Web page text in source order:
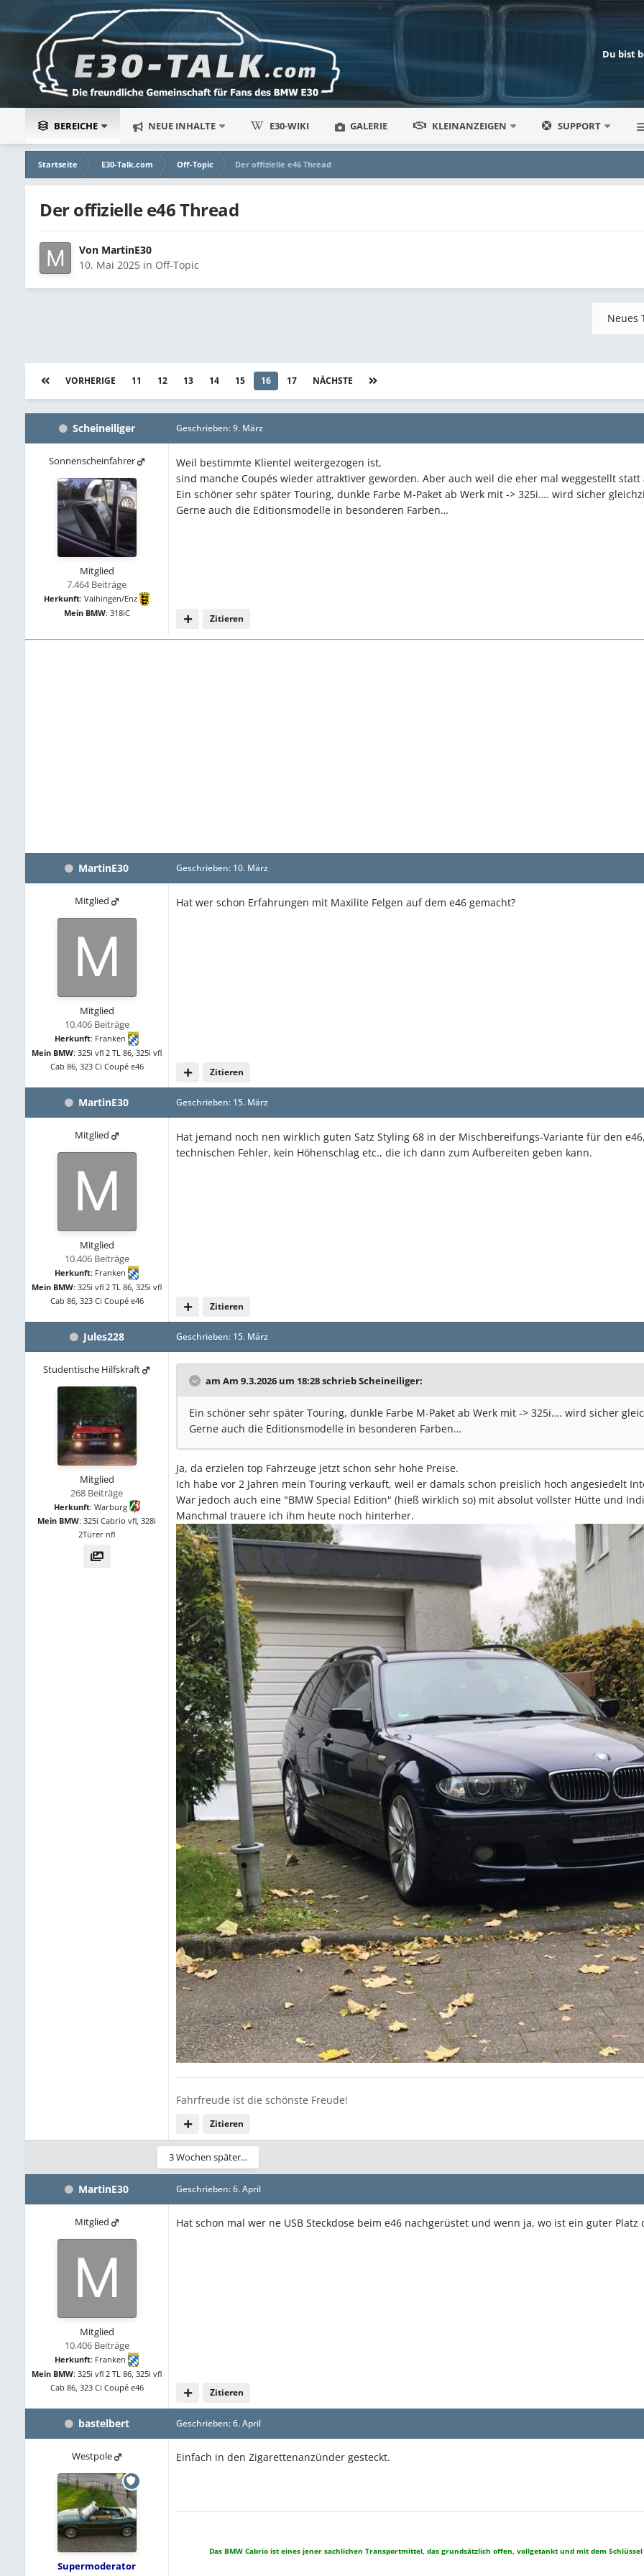
Du bist
BEREICHE NEUE INHALTE E30-WIKI GALERIE KLEINANZEIGEN SUPPORT
Startseite E30-Talk.com Off-Topic Der offizielle e46 Thread
Der offizielle e46 Thread
Von MartinE30
10. Mai 2025 in Off-Topic
Neues
VORHERIGE 11 12 13 14 15 16 17 NÄCHSTE
Scheineiliger
Sonnenscheinfahrer
Mitglied
7.464 Beiträge
Herkunft: Vaihingen/Enz
Mein BMW: 318iC
Geschrieben:9. März
Weil bestimmte Klientel weitergezogen ist,
sind manche Coupés wieder attraktiver geworden. Aber auch weil die eher mal weggestellt
Ein schöner sehr später Touring, dunkle Farbe M-Paket ab Werk mit -> 325i…. wird sicher
Gerne auch die Editionsmodelle in besonderen Farben…
Zitieren
MartinE30
Mitglied
Mitglied
10.406 Beiträge
Herkunft: Franken
Mein BMW: 325i vfl 2 TL 86, 325i vfl
Cab 86, 323 Ci Coupé e46
Geschrieben: 10. März
Hat wer schon Erfahrungen mit Maxilite Felgen auf dem e46 gemacht?
Zitieren
MartinE30
Mitglied
Mitglied
10.406 Beiträge
Herkunft: Franken
Mein BMW: 325i vfl 2 TL 86, 325i vfl
Cab 86, 323 Ci Coupé e46
Geschrieben: 15. März
Hat jemand noch nen wirklich guten Satz Styling 68 in der Mischbereifungs-Variante für den
technischen Fehler, kein Höhenschlag etc., die ich dann zum Aufbereiten geben kann.
Zitieren
Jules228
Studentische Hilfskraft
Mitglied
268 Beiträge
Herkunft: Warburg
Mein BMW: 325i Cabrio vfl, 328i
2Türer nfl
Geschrieben: 15. März
am Am 9.3.2026 um 18:28 schriebScheineiliger:
Ein schöner sehr später Touring, dunkle Farbe M-Paket ab Werk mit -> 325i…. wird sicher
Gerne auch die Editionsmodelle in besonderen Farben…
Ja, da erzielen top Fahrzeuge jetzt schon sehr hohe Preise.
Ich habe vor 2 Jahren mein Touring verkauft, weil er damals schon preislich hoch angesiedelt
War jedoch auch eine "BMW Special Edition" (hieß wirklich so) mit absolut vollster Hütte und
Manchmal trauere ich ihm heute noch hinterher.
Zitieren
Fahrfreude ist die schönste Freude!
3 Wochen später...
MartinE30
Mitglied
Mitglied
10.406 Beiträge
Herkunft: Franken
Mein BMW: 325i vfl 2 TL 86, 325i vfl
Cab 86, 323 Ci Coupé e46
Geschrieben:6. April
Hat schon mal wer ne USB Steckdose beim e46 nachgerüstet und wenn ja, wo ist ein guter
Zitieren
bastelbert
Westpole
Supermoderator
Geschrieben:6. April
Einfach in den Zigarettenanzünder gesteckt.
Das BMW Cabrio ist eines jener sachlichen Transportmittel, das grundsätzlich offen, vollgetankt und mit dem